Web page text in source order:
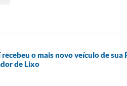
recebeu o mais novo veículo de sua
de Lixo